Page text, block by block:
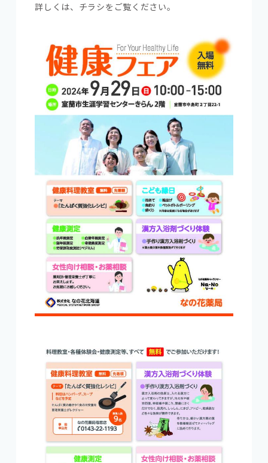
詳しくは、チラシをご覧ください。